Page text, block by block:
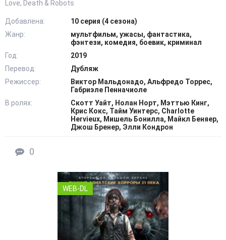
Love, Death & Robots
Добавлена:
10 серия (4 сезона)
Жанр:
мультфильм, ужасы, фантастика,
фэнтези, комедия, боевик, криминал
Год:
2019
Перевод:
Дубляж
Режиссер:
Виктор Мальдонадо, Альфредо Торрес,
Габриэле Пенначиоле
В ролях:
Скотт Уайт, Нолан Норт, Мэттью Кинг,
Крис Кокс, Тайм Уинтерс, Charlotte
Hervieux, Мишель Бонилла, Майкл Беняер,
Джош Бренер, Элли Кондрон
0
WEB-DL